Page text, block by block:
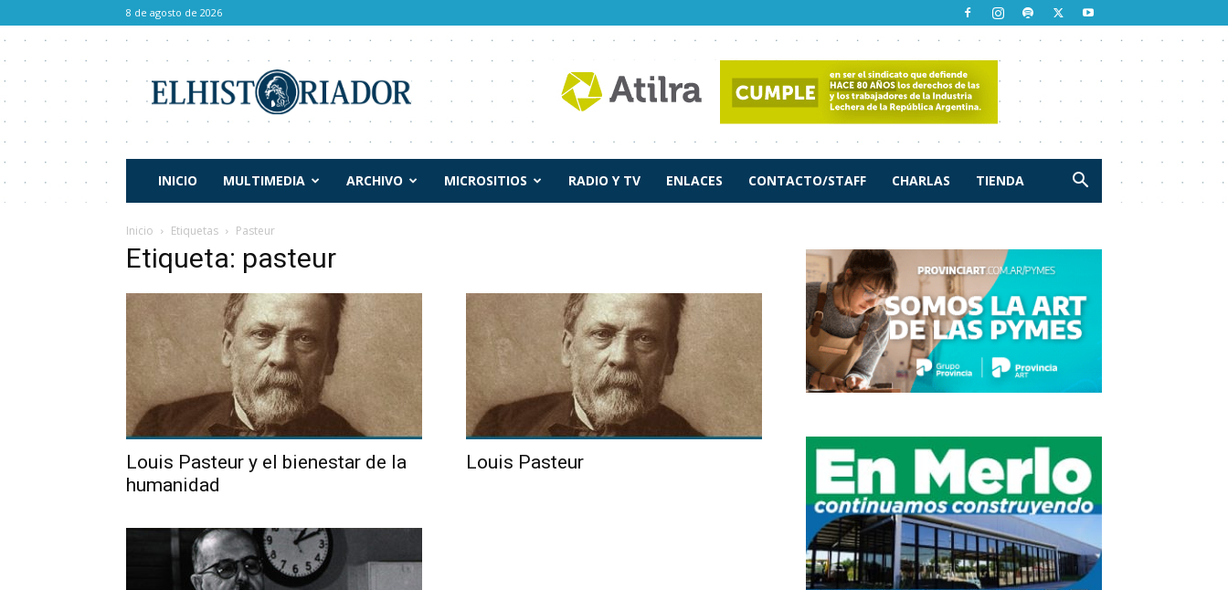
8 de agosto de 2026
Historiador
INICIO MULTIMEDIA ARCHIVO MICROSITIOS RADIO Y TV ENLACES CONTACTO/STAFF CHARLAS TIENDA
Inicio Etiquetas Pasteur
Etiqueta: pasteur
Louis Pasteur y el bienestar de la
humanidad
Louis Pasteur